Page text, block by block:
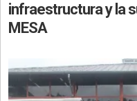
infraestructura y la
MESA